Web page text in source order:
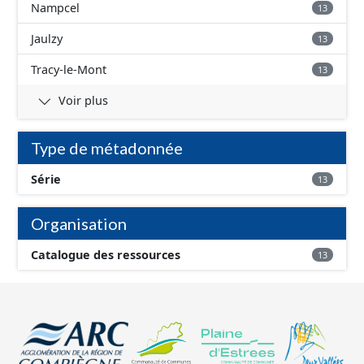
Nampcel 13
Jaulzy 13
Tracy-le-Mont 13
Voir plus
Type de métadonnée
Série 13
Organisation
Catalogue des ressources 13